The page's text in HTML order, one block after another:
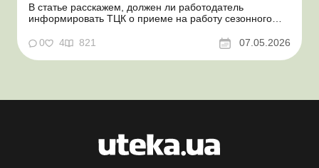
В статье расскажем, должен ли работодатель
информировать ТЦК о приеме на работу сезонного
агропредприятия принимают работников на сезонные
работы. Из-за значительных штрафных санкций за
нарушение порядка ведения воинского учета у
0 4 821 07.05.2026